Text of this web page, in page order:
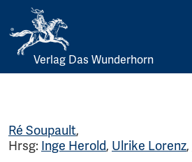
Skip
Verlag Das Wunderhorn
Ré Soupault,
Hrsg: Inge Herold, Ulrike Lorenz,